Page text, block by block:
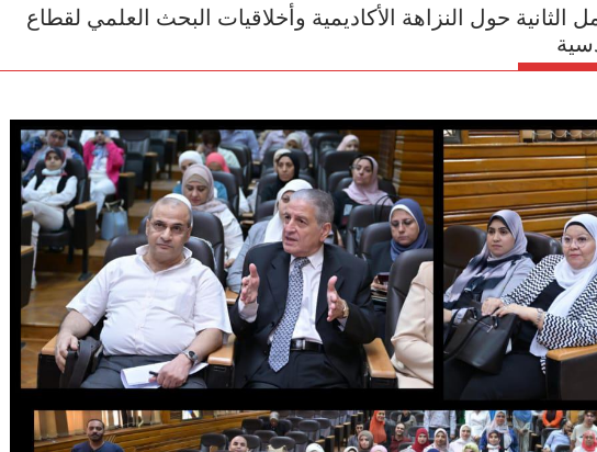
حول النزاهة الأكاديمية وأخلاقيات البحث العلمي لقطاع